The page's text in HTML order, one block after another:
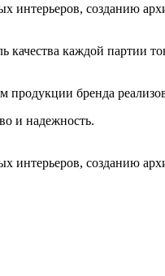
созданию
качества каждой партии
бренда
и надежность.
созданию